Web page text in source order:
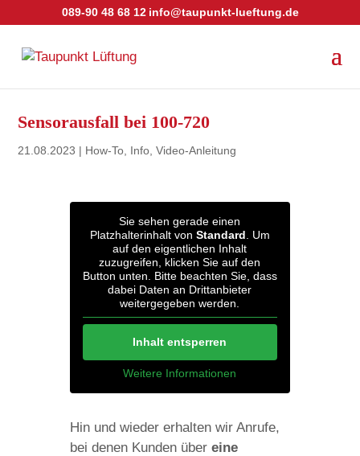
089-90 48 68 12 info@taupunkt-lueftung.de
Sensorausfall bei 100-720
21.08.2023 | How-To Info ,Video-Anleitung
Sie sehen gerade einen
Platzhalterinhalt von Standard . Um
auf den eigentlichen Inhalt
zuzugreifen, klicken Sie auf den
Button unten. Bitte beachten Sie, dass
dabei Daten an Drittanbieter
weitergegeben werden.
Inhalt entsperren
Weitere Informationen
Hin und wieder erhalten wir Anrufe,
bei denen Kunden über eine